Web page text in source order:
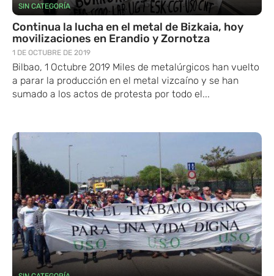
SIN CATEGORÍA
Continua la lucha en el metal de Bizkaia, hoy
movilizaciones en Erandio y Zornotza
1 DE OCTUBRE DE 2019
Bilbao, 1 Octubre 2019 Miles de metalúrgicos han vuelto
a parar la producción en el metal vizcaíno y se han
sumado a los actos de protesta por todo el...